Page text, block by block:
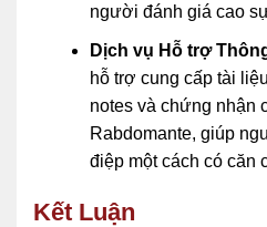
người đánh giá cao
Dịch vụ Hỗ trợ
hỗ trợ cung cấp tài
notes và chứng nhận
Rabdomante, giúp
điệp một cách có căn
Kết Luận